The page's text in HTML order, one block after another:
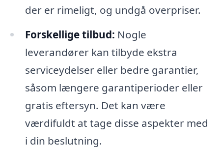
der er rimeligt, og undgå overpriser.
Forskellige tilbud: Nogle
leverandører kan tilbyde ekstra
serviceydelser eller bedre garantier,
såsom længere garantiperioder eller
gratis eftersyn. Det kan være
værdifuldt at tage disse aspekter med
i din beslutning.